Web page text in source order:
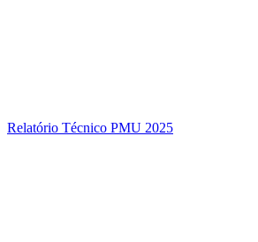
Relatório Técnico PMU 2025